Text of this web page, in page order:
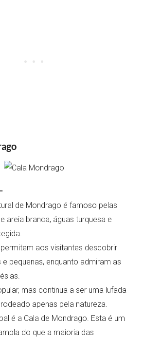
de Mondrago é famoso pelas
areia branca, águas turquesa e
aos visitantes descobrir
e pequenas, enquanto admiram as
mas continua a ser uma lufada
apenas pela natureza.
é a Cala de Mondrago. Esta é um
do que a maioria das